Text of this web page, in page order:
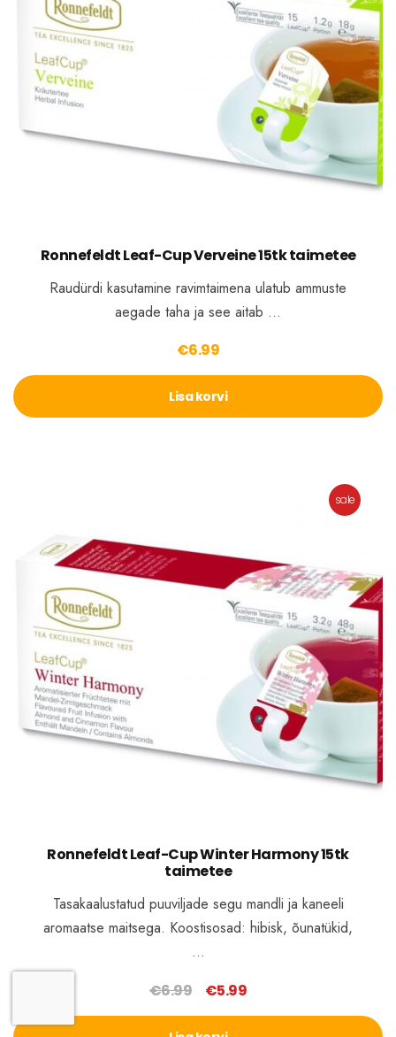
Ronnefeldt Leaf-Cup Verveine 15tk taimetee
Raudürdi kasutamine ravimtaimena ulatub ammuste
aegade taha ja see aitab …
€6.99
Lisa korvi
sale
Ronnefeldt Leaf-Cup Winter Harmony 15tk
taimetee
Tasakaalustatud puuviljade segu mandli ja kaneeli
aromaatse maitsega. Koostisosad: hibisk, õunatükid,
…
€6.99
Algne
hind
€5.99
hind